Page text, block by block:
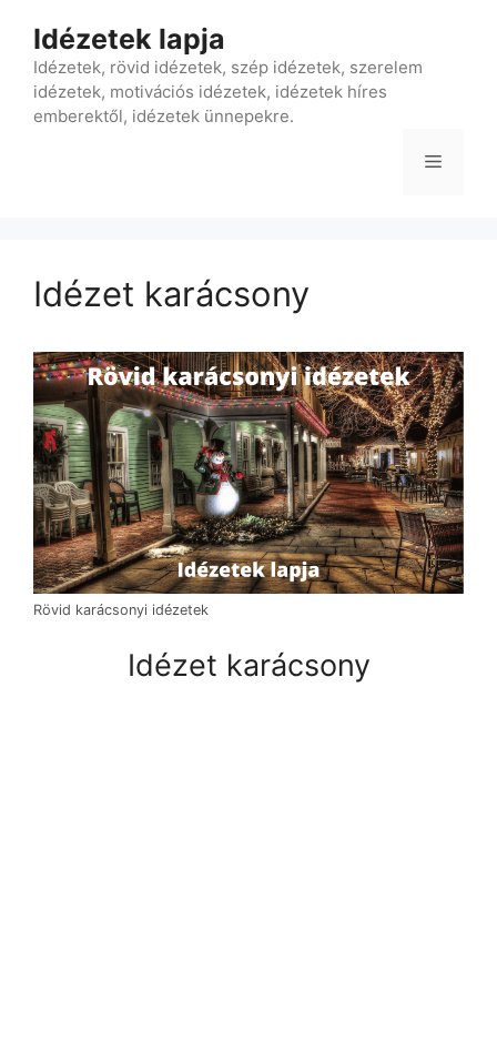
tartalomba
Idézetek lapja
Idézetek, rövid idézetek, szép idézetek, szerelem
idézetek, motivációs idézetek, idézetek híres
emberektől, idézetek ünnepekre.
Menü
Idézet karácsony
Rövid karácsonyi idézetek
Idézet karácsony